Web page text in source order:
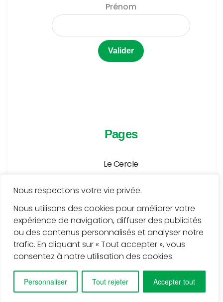
Nous respectons votre vie privée.
Nous utilisons des cookies pour améliorer votre
expérience de navigation, diffuser des publicités
ou des contenus personnalisés et analyser notre
trafic. En cliquant sur « Tout accepter », vous
consentez à notre utilisation des cookies.
Personnaliser Tout rejeter Accepter tout
Prénom
Pages
Le Cercle
Publications
Médiathèque
Services
Contact